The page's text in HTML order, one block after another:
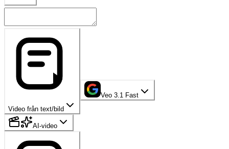
Video från text/bild
Veo 3.1 Fast
AI-video